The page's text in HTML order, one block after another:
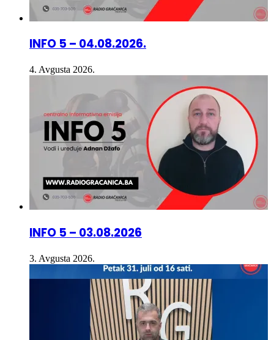
INFO 5 – 04.08.2026.
4. Avgusta 2026.
INFO 5 – 03.08.2026
3. Avgusta 2026.